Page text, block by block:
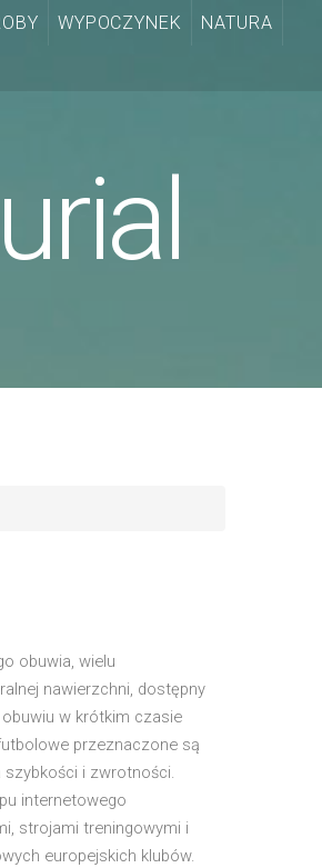
WYPOCZYNEK NATURA
obuwia, wielu
nawierzchni, dostępny
w krótkim czasie
przeznaczone są
szybkości i zwrotności.
internetowego
strojami treningowymi i
europejskich klubów.